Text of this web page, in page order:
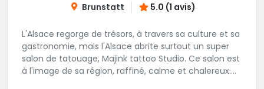
Brunstatt 5.0 (1 avis)
L'Alsace regorge de trésors, à travers sa culture et sa
gastronomie, mais l'Alsace abrite surtout un super
salon de tatouage, Majink tattoo Studio. Ce salon est
à l'image de sa région, raffiné, calme et chalereux.